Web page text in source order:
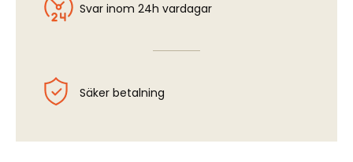
Svar inom 24h vardagar
Säker betalning